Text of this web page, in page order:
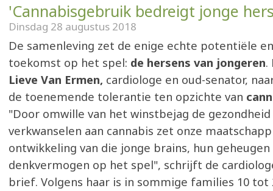
'Cannabisgebruik bedreigt jonge
Dinsdag 28 augustus 2018
De samenleving zet de enige echte potentiële
toekomst op het spel: de hersens van jongeren.
Lieve Van Ermen, cardiologe en oud-senator,
de toenemende tolerantie ten opzichte van
"Door omwille van het winstbejag de
verkwanselen aan cannabis zet onze
ontwikkeling van die jonge brains, hun
denkvermogen op het spel", schrijft de
brief. Volgens haar is in sommige families 10 tot